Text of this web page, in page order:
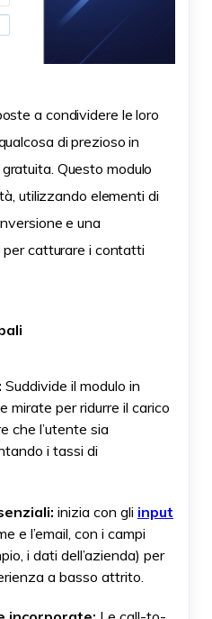
a condividere le loro
di prezioso in
Questo modulo
utilizzando elementi di
e una
catturare i contatti
Suddivide il modulo in
mirate per ridurre il carico
che l’utente sia
i tassi di
inizia con gli input
e l’email, con i campi
i dati dell’azienda) per
a basso attrito.